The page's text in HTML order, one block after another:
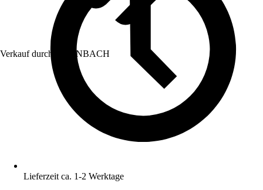
Verkauf durch: HORNBACH
Lieferzeit ca. 1-2 Werktage